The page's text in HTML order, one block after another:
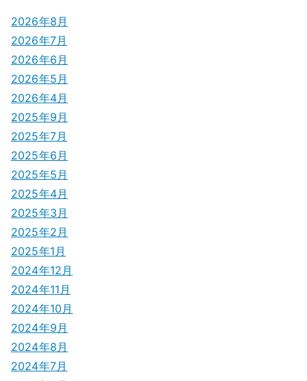
ビ
ゲ
ー
シ
ョ
ン
2026年8月
2026年7月
2026年6月
2026年5月
2026年4月
2025年9月
2025年7月
2025年6月
2025年5月
2025年4月
2025年3月
2025年2月
2025年1月
2024年12月
2024年11月
2024年10月
2024年9月
2024年8月
2024年7月